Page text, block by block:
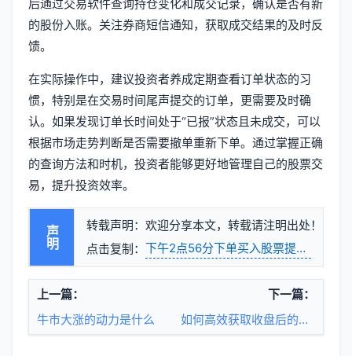
后通过交易软件查询持仓变化和成交记录，确认是否有新
的股份入账。关注券商短信通知，获取成交结果的及时反
馈。
在实际操作中，建议投资者养成定期查看订单状态的习
惯，特别是在交易时间尾声提交的订单，更需要及时确
认。如果发现订单长时间处于“已报”状态且未成交，可以
根据市场走势判断是否需要撤单重新下单。通过掌握正确
的查询方法和时机，投资者能够更好地管理自己的股票交
易，提升投资效率。
声明
转载声明：欢迎分享本文，转载请注明出处！
点击复制： 下午2点56分下单买入股票提示已报什
上一篇：
牛市大涨的动力是什么
下一篇：
如何高效获取收盘后的股票与期货数据